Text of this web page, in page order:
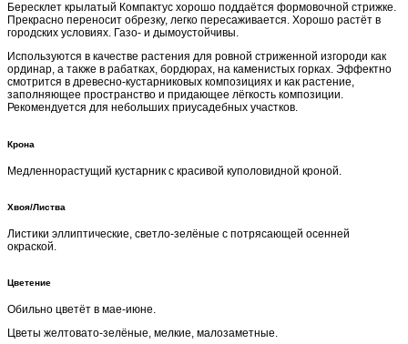
Бересклет крылатый Компактус хорошо поддаётся формовочной стрижке.
Прекрасно переносит обрезку, легко пересаживается. Хорошо растёт в
городских условиях. Газо- и дымоустойчивы.
Используются в качестве растения для ровной стриженной изгороди как
ординар, а также в рабатках, бордюрах, на каменистых горках. Эффектно
смотрится в древесно-кустарниковых композициях и как растение,
заполняющее пространство и придающее лёгкость композиции.
Рекомендуется для небольших приусадебных участков.
Крона
Медленнорастущий кустарник с красивой куполовидной кроной.
Хвоя/Листва
Листики эллиптические, светло-зелёные с потрясающей осенней
окраской.
Цветение
Обильно цветёт в мае-июне.
Цветы желтовато-зелёные, мелкие, малозаметные.